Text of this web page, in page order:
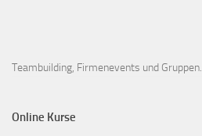
Teambuilding, Firmenevents und Gruppen.
Online Kurse